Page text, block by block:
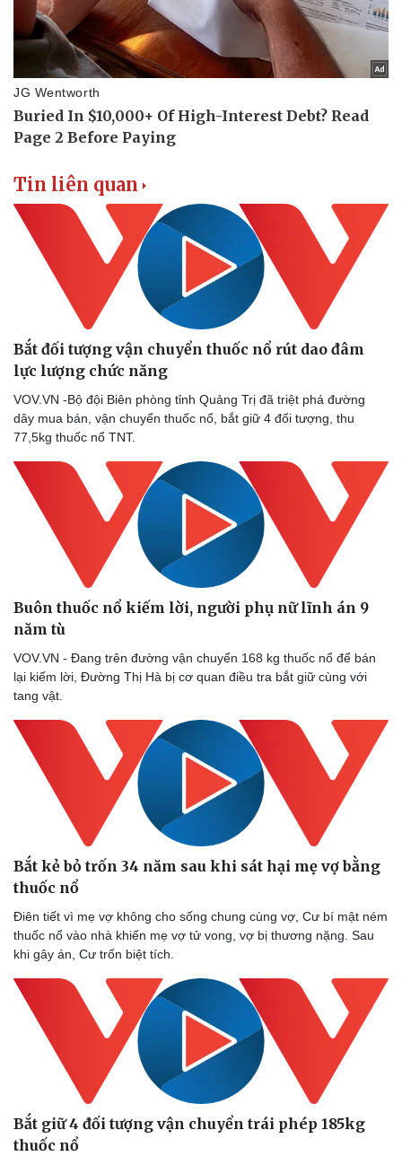
Doanh nghiệp
Thông tin doanh nghiệp
Doanh nghiệp 24h
Doanh nhân
Vì cộng đồng
Công nghệ
Sành điệu
Tin Công nghệ
Trải nghiệm
Chuyển đổi số
Tin liên quan
Bắt đối tượng vận chuyển thuốc nổ rút dao đâm
lực lượng chức năng
VOV.VN -Bộ đội Biên phòng tỉnh Quảng Trị đã triệt phá đường
dây mua bán, vận chuyển thuốc nổ, bắt giữ 4 đối tượng, thu
77,5kg thuốc nổ TNT.
Buôn thuốc nổ kiếm lời, người phụ nữ lĩnh án 9
năm tù
VOV.VN - Đang trên đường vận chuyển 168 kg thuốc nổ để bán
lại kiếm lời, Đường Thị Hà bị cơ quan điều tra bắt giữ cùng với
tang vật.
Bắt kẻ bỏ trốn 34 năm sau khi sát hại mẹ vợ bằng
thuốc nổ
Điên tiết vì mẹ vợ không cho sống chung cùng vợ, Cư bí mật ném
thuốc nổ vào nhà khiến mẹ vợ tử vong, vợ bị thương nặng. Sau
khi gây án, Cư trốn biệt tích.
Bắt giữ 4 đối tượng vận chuyển trái phép 185kg
thuốc nổ